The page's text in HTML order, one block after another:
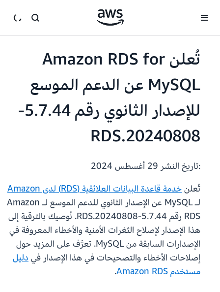
تُعلن Amazon RDS for
MySQL عن الدعم الموسع
للإصدار الثانوي رقم 5.7.44-
RDS.20240808
:تاريخ النشر
تُعلنخدمة قاعدة البيانات العلائقية (RDS) لدى Amazon
لـ MySQL عن الإصدار الثانوي للدعم الموسع لـ Amazon
RDS رقم 5.7.44-RDS.20240808. نُوصيك بالترقية إلى
هذا الإصدار لإصلاح الثغرات الأمنية والأخطاء المعروفة في
الإصدارات السابقة من MySQL. تعرَّف على المزيد حول
إصلاحات الأخطاء والتصحيحات في هذا الإصدار فيدليل
مستخدم Amazon RDS
.